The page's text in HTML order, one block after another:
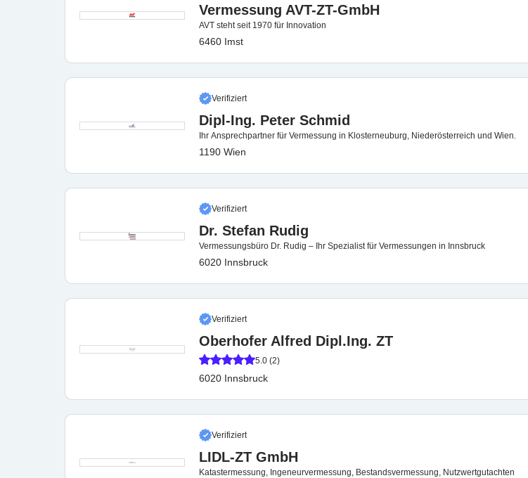
Vermessung AVT-ZT-GmbH
AVT steht seit 1970 für Innovation
6460 Imst
Verifiziert
Dipl-Ing. Peter Schmid
Ihr Ansprechpartner für Vermessung in Klosterneuburg, Niederösterreich und Wien.
1190 Wien
Verifiziert
Dr. Stefan Rudig
Vermessungsbüro Dr. Rudig – Ihr Spezialist für Vermessungen in Innsbruck
6020 Innsbruck
Verifiziert
Oberhofer Alfred Dipl.Ing. ZT
5.0 (2)
6020 Innsbruck
Verifiziert
LIDL-ZT GmbH
Katastermessung, Ingeneurvermessung, Bestandsvermessung, Nutzwertgutachten